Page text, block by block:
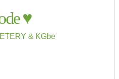
♥
& KGbe